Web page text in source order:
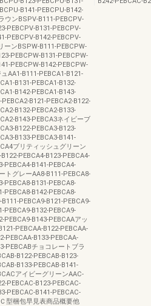
B141-PEBCPU-B142-
ウンBSPV-B111-PEBCPV-
PEBCPV-B131-PEBCPV-
PEBCPV-B142-PEBCPV-
ーンBSPW-B111-PEBCPW-
PEBCPW-B131-PEBCPW-
PEBCPW-B142-PEBCPW-
AA1-B111-PEBCA1-B121-
B131-PEBCA1-B132-
B142-PEBCA1-B143-
B121-PEBCA2-B122-
B132-PEBCA2-B133-
B143-PEBCA3ネイビーブ
B122-PEBCA3-B123-
B133-PEBCA3-B141-
ブリティッシュグリーン
PEBCA4-B123-PEBCA4-
PEBCA4-B141-PEBCA4-
トグレーAA8-B111-PEBCA8-
PEBCA8-B131-PEBCA8-
PEBCA8-B142-PEBCA8-
PEBCA9-B121-PEBCA9-
PEBCA9-B132-PEBCA9-
PEBCA9-B143-PEBCAAアッ
PEBCAA-B122-PEBCAA-
PEBCAA-B133-PEBCAA-
PEBCABチョコレートブラ
B122-PEBCAB-B123-
B133-PEBCAB-B141-
アイビーグリーンAAC-
PEBCAC-B123-PEBCAC-
PEBCAC-B141-PEBCAC-
型梱包早見表商品概要他